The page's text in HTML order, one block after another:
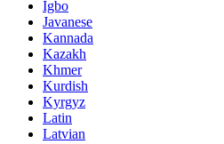
Igbo
Javanese
Kannada
Kazakh
Khmer
Kurdish
Kyrgyz
Latin
Latvian